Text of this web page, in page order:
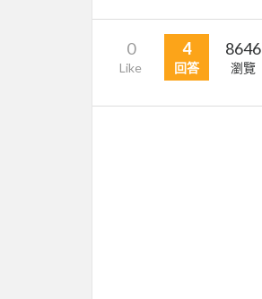
0
Like
4
回答
8646
瀏覽